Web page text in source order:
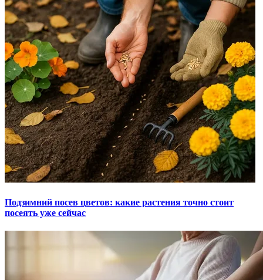
Подзимний посев цветов: какие растения точно стоит
посеять уже сейчас